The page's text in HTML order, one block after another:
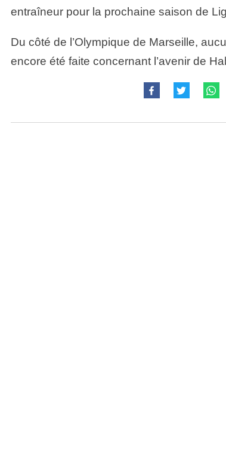
entraîneur pour la prochaine saison de
Du côté de l’Olympique de Marseille,
encore été faite concernant l’avenir de